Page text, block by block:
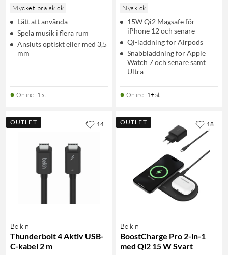
Mycket bra skick
Lätt att använda
Spela musik i flera rum
Ansluts optiskt eller med 3,5
mm
Online: 1 st
Nyskick
15W Qi2 Magsafe för
iPhone 12 och senare
Qi-laddning för Airpods
Snabbladdning för Apple
Watch 7 och senare samt
Ultra
Online: 1+ st
OUTLET
Belkin
Thunderbolt 4 Aktiv USB-
C-kabel 2 m
14 OUTLET
Belkin
BoostCharge Pro 2-in-1
med Qi2 15 W Svart
18